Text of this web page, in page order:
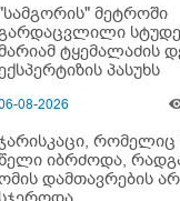
მეტროში
ტყემალაძის
პასუხს
08-2026
რომელიც
წელი იბრძოდა,
დამთავრების არ